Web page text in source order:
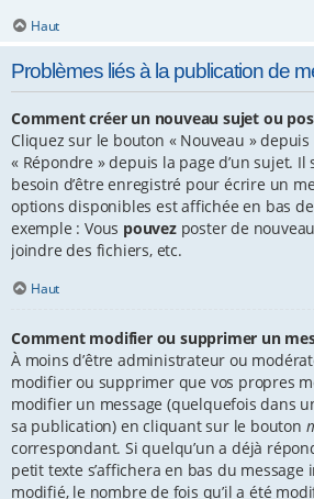
Haut
Problèmes liés à la publication de
Comment créer un nouveau sujet ou
Cliquez sur le bouton « Nouveau »
« Répondre » depuis la page d’un sujet. Il
besoin d’être enregistré pour écrire un
options disponibles est affichée en bas
exemple : Vous pouvezposter de
joindre des fichiers, etc.
Haut
Comment modifier ou supprimer un
À moins d’être administrateur ou
modifier ou supprimer que vos propres
modifier un message (quelquefois dans
sa publication) en cliquant sur le bouton
correspondant. Si quelqu’un a déjà
petit texte s’affichera en bas du message
modifié, le nombre de fois qu’il a été